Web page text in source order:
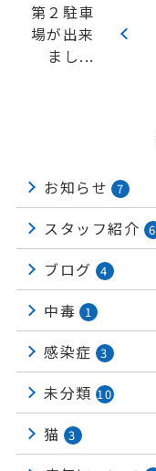
第２駐車
場が出来
まし...
お知らせ 7
スタッフ紹介 6
ブログ 4
中毒 1
感染症 3
未分類 10
猫 3